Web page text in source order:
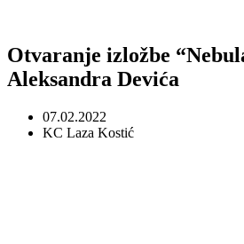
Otvaranje izložbe
Aleksandra Devića
07.02.2022
KC Laza Kostić